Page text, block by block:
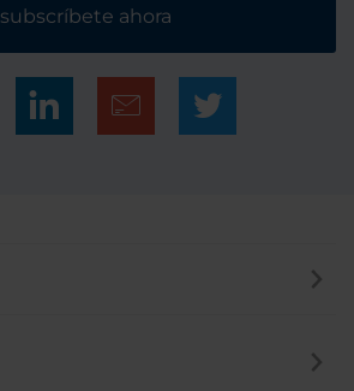
subscríbete ahora